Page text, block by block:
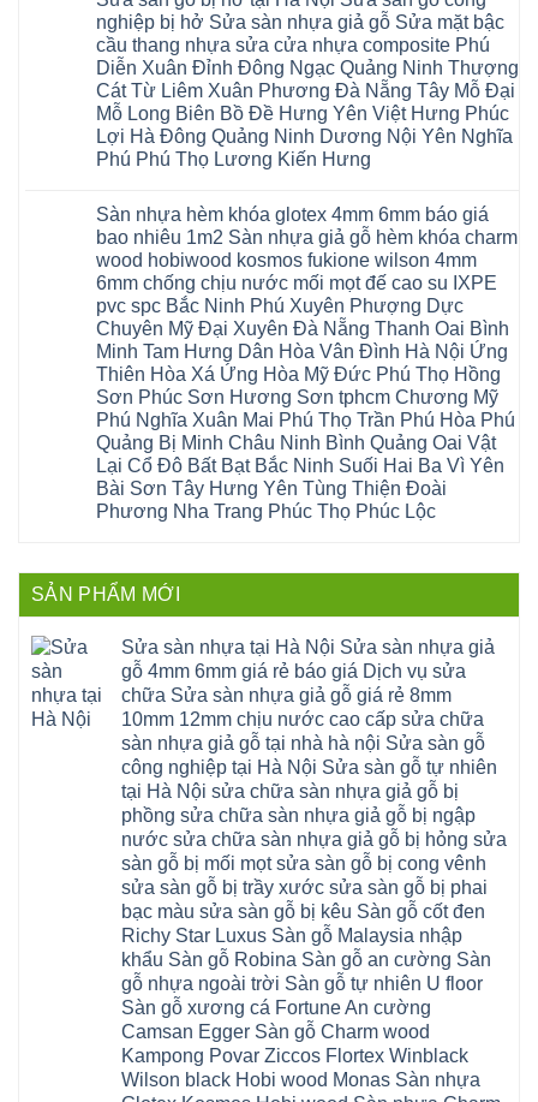
hưng
yên
Lâm
Thao
Tam
Nông
hải
phòng
Thanh
Thủy
Ninh
Gia
Lâm
Nam
Hà
Nội
Hưng
Yên
Đông
Anh
Nam
Định
Sóc
Sơn
Ninh
Bình
Thái
Bình
Vĩnh
Phúc
Tây
Hồ
Thanh
Hóa
Đống
Đa
Nghệ
An
ứng
hòa
long
biên
sài
gòn
đông
anh
sóc
sơn
đà
nẵng
thanh
xuân
cầu
giấy
hoành
bồ
long
ninh
giang
hoàng
mai
quảng
ninh
tây
hồ
sơn
tây
thất
mê
đức
phòng
xuyên
giang
Sửa
sàn
nhựa
giả
gỗ
Sửa
mặt
bậc
cầu
thang
nhựa
nhựa
composite
Phúc
Thọ
Phúc
Lộc
Hát
Môn
Sài
Gòn
Thạch
Thất
Hạ
Bằng
Tây
Phương
tphcm
Hòa
Lạc
Yên
Xuân
Đạo
Đà
Nẵng
Hoài
Đồng
Đồng
Khánh
Phượng
Thuận
Tràng
luận
ở
Sửa
chữa
sàn
gỗ
tại
Hà
Nội
Sửa
nghiệp
tại
Nội
Sửa
nhựa
giả
gỗ
Sửa
mặt
bậc
cầu
thang
nhựa
sửa
cửa
nhựa
composite
Thanh
Nam
Phù
Thanh
Thượng
Phúc
Thường
Dương
Hồng
Xuyên
Phượng
Chuyên
Nẵng
Xuyên
Thanh
nghiệp bị hở Sửa sàn nhựa giả gỗ Sửa mặt bậc
cầu thang nhựa sửa cửa nhựa composite Phú
Diễn Xuân Đỉnh Đông Ngạc Quảng Ninh Thượng
Cát Từ Liêm Xuân Phương Đà Nẵng Tây Mỗ Đại
Mỗ Long Biên Bồ Đề Hưng Yên Việt Hưng Phúc
Lợi Hà Đông Quảng Ninh Dương Nội Yên Nghĩa
Phú Phú Thọ Lương Kiến Hưng
bình
luận
ở
Sửa
sàn
gỗ
bị
hở
tại
Hà
Nội
sàn
gỗ
công
nghiệp
hở
Sửa
sàn
Sửa
mặt
bậc
cầu
nhựa
nhựa
composite
Đông
Quảng
Thượng
Xuân
Phương
Nẵng
Sàn nhựa hèm khóa glotex 4mm 6mm báo giá
bao nhiêu 1m2 Sàn nhựa giả gỗ hèm khóa charm
wood hobiwood kosmos fukione wilson 4mm
6mm chống chịu nước mối mọt đế cao su IXPE
pvc spc Bắc Ninh Phú Xuyên Phượng Dực
Chuyên Mỹ Đại Xuyên Đà Nẵng Thanh Oai Bình
Minh Tam Hưng Dân Hòa Vân Đình Hà Nội Ứng
Thiên Hòa Xá Ứng Hòa Mỹ Đức Phú Thọ Hồng
Sơn Phúc Sơn Hương Sơn tphcm Chương Mỹ
Phú Nghĩa Xuân Mai Phú Thọ Trần Phú Hòa Phú
Quảng Bị Minh Châu Ninh Bình Quảng Oai Vật
Lại Cổ Đô Bất Bạt Bắc Ninh Suối Hai Ba Vì Yên
Bài Sơn Tây Hưng Yên Tùng Thiện Đoài
Phương Nha Trang Phúc Thọ Phúc Lộc
luận
ở
glotex
4mm
nhiêu
charm
wood
hobiwood
kosmos
fukione
4mm
nước
SẢN PHẨM MỚI
Sửa sàn nhựa tại Hà Nội Sửa sàn nhựa giả
gỗ 4mm 6mm giá rẻ báo giá Dịch vụ sửa
chữa Sửa sàn nhựa giả gỗ giá rẻ 8mm
10mm 12mm chịu nước cao cấp sửa chữa
sàn nhựa giả gỗ tại nhà hà nội Sửa sàn gỗ
công nghiệp tại Hà Nội Sửa sàn gỗ tự nhiên
tại Hà Nội sửa chữa sàn nhựa giả gỗ bị
phồng sửa chữa sàn nhựa giả gỗ bị ngập
nước sửa chữa sàn nhựa giả gỗ bị hỏng sửa
sàn gỗ bị mối mọt sửa sàn gỗ bị cong vênh
sửa sàn gỗ bị trầy xước sửa sàn gỗ bị phai
bạc màu sửa sàn gỗ bị kêu Sàn gỗ cốt đen
Richy Star Luxus Sàn gỗ Malaysia nhập
khẩu Sàn gỗ Robina Sàn gỗ an cường Sàn
gỗ nhựa ngoài trời Sàn gỗ tự nhiên U floor
Sàn gỗ xương cá Fortune An cường
Camsan Egger Sàn gỗ Charm wood
Kampong Povar Ziccos Flortex Winblack
Wilson black Hobi wood Monas Sàn nhựa